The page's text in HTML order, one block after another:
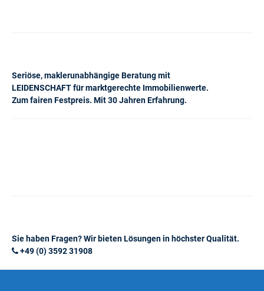
Seriöse, maklerunabhängige Beratung mit
LEIDENSCHAFT für marktgerechte Immobilienwerte.
Zum fairen Festpreis. Mit 30 Jahren Erfahrung.
Sie haben Fragen? Wir bieten Lösungen in höchster Qualität.
+49 (0) 3592 31908